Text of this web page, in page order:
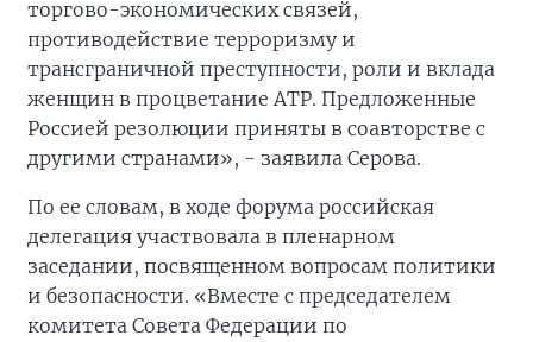
торгово-экономических связей,
противодействие терроризму и
трансграничной преступности, роли и вклада
женщин в процветание АТР. Предложенные
Россией резолюции приняты в соавторстве с
другими странами», - заявила Серова.
По ее словам, в ходе форума российская
делегация участвовала в пленарном
заседании, посвященном вопросам политики
и безопасности. «Вместе с председателем
комитета Совета Федерации по